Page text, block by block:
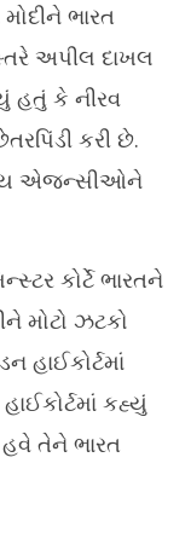
ભારત
અપીલ દાખલ
હતું કે નીરવ
કરી છે.
એજન્સીઓને
કોર્ટે ભારતને
મોટો ઝટકો
હાઈકોર્ટમાં
કહ્યું
તેને ભારત